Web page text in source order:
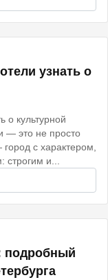
узнать о
о культурной
— это не просто
с характером,
и...
подробный